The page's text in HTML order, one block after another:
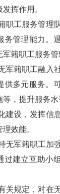
挥作用。
职工服务管理
务管理能力。
籍职工服务管
军籍职工融入
供多元服务。
，提升服务水
建设，发挥信
效能。
无军籍职工加
过建立互助小
关规定，对在